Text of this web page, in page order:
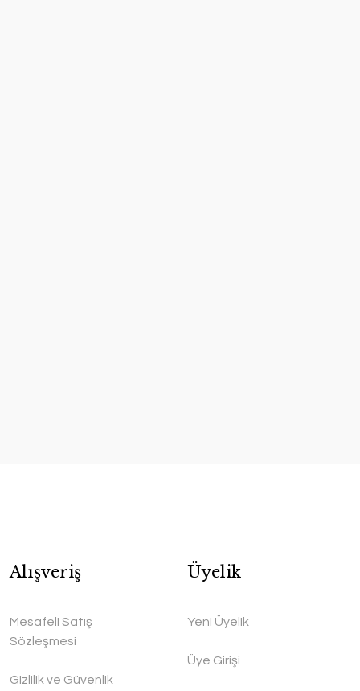
Alışveriş
Mesafeli Satış
Sözleşmesi
Gizlilik ve Güvenlik
Üyelik
Yeni Üyelik
Üye Girişi